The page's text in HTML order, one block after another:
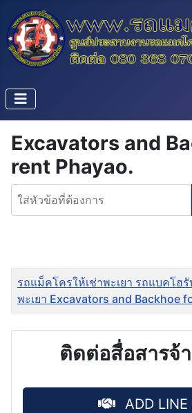
Excavators and
rent Phayao.
ใส่หัวข้อที่ต้องการ
ชื่อ
รถแม็คโครให้เช่าพะเยา รถแบคโฮรั
พะเยา Excavators and Backhoe
ติดต่อสื่อสารจ้
ADD LINE